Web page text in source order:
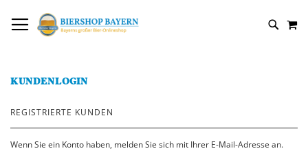
ZUM
INHALT
KUNDENLOGIN
REGISTRIERTE KUNDEN
Wenn Sie ein Konto haben, melden Sie sich mit Ihrer E-Mail-Adresse an.